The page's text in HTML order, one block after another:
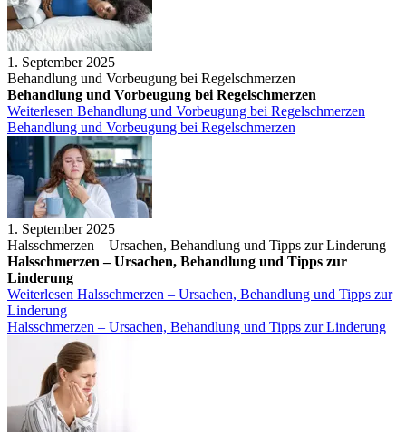
1. September 2025
Behandlung und Vorbeugung bei Regelschmerzen
Behandlung und Vorbeugung bei Regelschmerzen
Weiterlesen Behandlung und Vorbeugung bei Regelschmerzen
Behandlung und Vorbeugung bei Regelschmerzen
1. September 2025
Halsschmerzen – Ursachen, Behandlung und Tipps zur Linderung
Halsschmerzen – Ursachen, Behandlung und Tipps zur
Linderung
Weiterlesen Halsschmerzen – Ursachen, Behandlung und Tipps zur
Linderung
Halsschmerzen – Ursachen, Behandlung und Tipps zur Linderung